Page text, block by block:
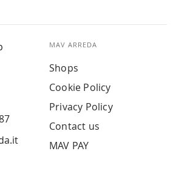
MAV ARREDA
Shops
Cookie Policy
Privacy Policy
Contact us
MAV PAY